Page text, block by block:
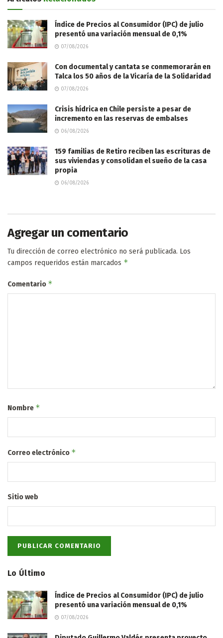
Índice de Precios al Consumidor (IPC) de julio
presentó una variación mensual de 0,1%
07/08/2026
Con documental y cantata se conmemorarán en
Talca los 50 años de la Vicaría de la Solidaridad
07/08/2026
Crisis hídrica en Chile persiste a pesar de
incremento en las reservas de embalses
06/08/2026
159 familias de Retiro reciben las escrituras de
sus viviendas y consolidan el sueño de la casa
propia
06/08/2026
Agregar un comentario
Tu dirección de correo electrónico no será publicada. Los
campos requeridos están marcados *
Comentario *
Nombre *
Correo electrónico *
Sitio web
Lo Último
Índice de Precios al Consumidor (IPC) de julio
presentó una variación mensual de 0,1%
07/08/2026